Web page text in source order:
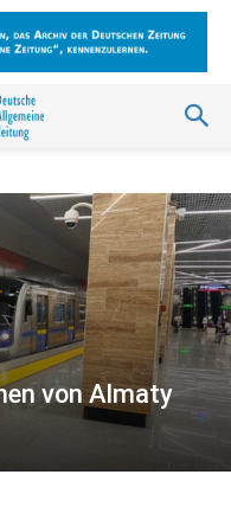
von Almaty